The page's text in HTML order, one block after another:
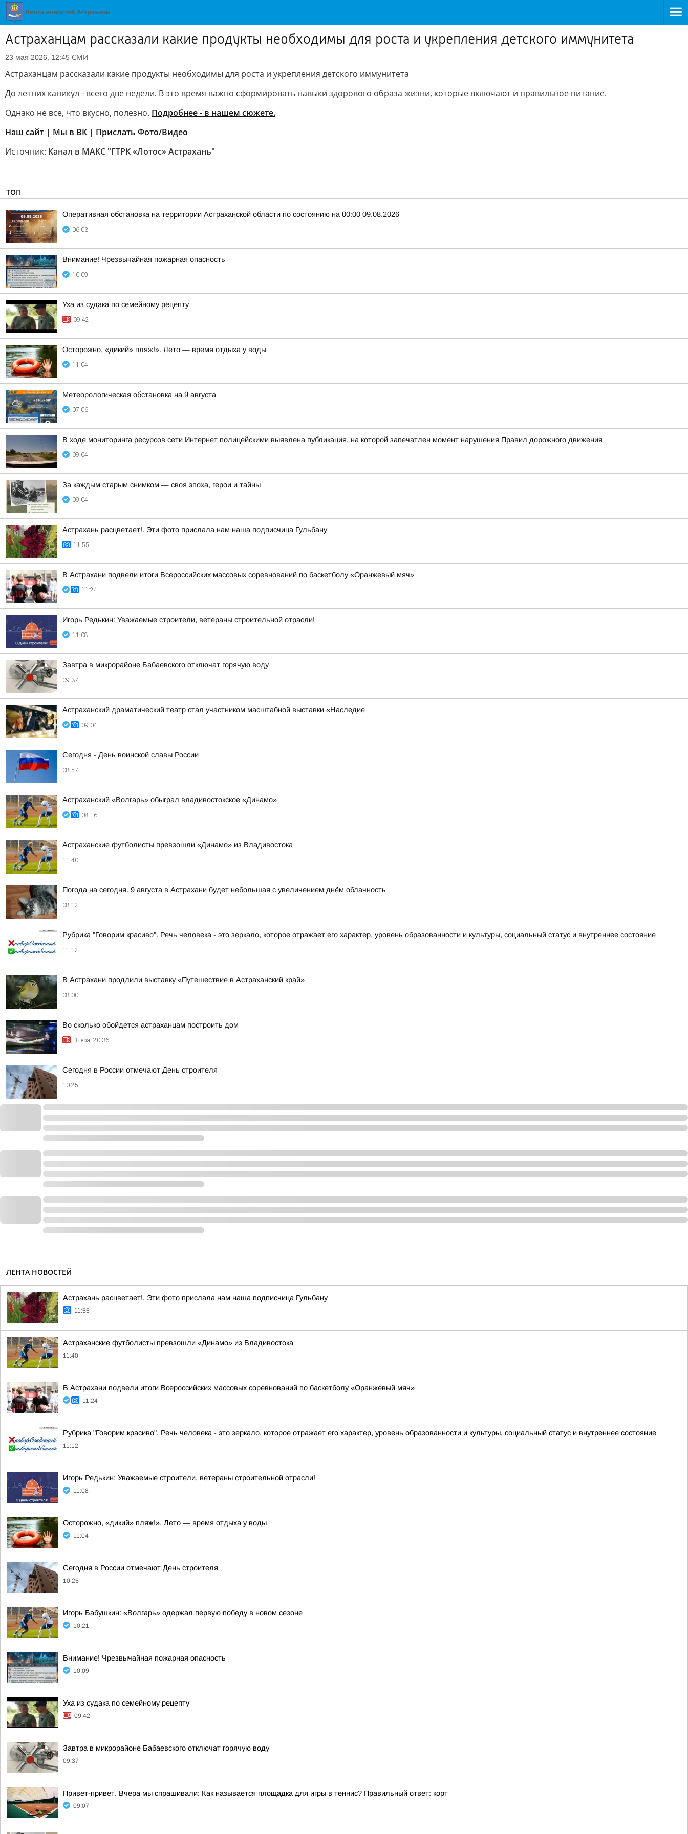
Астраханцам рассказали какие продукты необходимы для роста и укрепления детского иммунитета
23 мая 2026, 12:45 СМИ
Астраханцам рассказали какие продукты необходимы для роста и укрепления детского иммунитета
До летних каникул - всего две недели. В это время важно сформировать навыки здорового образа жизни, которые включают и правильное питание.
Однако не все, что вкусно, полезно. Подробнее - в нашем сюжете.
Наш сайт | Мы в ВК | Прислать Фото/Видео
Источник: Канал в МАКС "ГТРК «Лотос» Астрахань"
ТОП
Оперативная обстановка на территории Астраханской области по состоянию на 00:00 09.08.2026
06:03
Внимание! Чрезвычайная пожарная опасность
10:09
Уха из судака по семейному рецепту
09:42
Осторожно, «дикий» пляж!». Лето — время отдыха у воды
11:04
Метеорологическая обстановка на 9 августа
07:06
В ходе мониторинга ресурсов сети Интернет полицейскими выявлена публикация, на которой запечатлен момент нарушения Правил дорожного движения
09:04
За каждым старым снимком — своя эпоха, герои и тайны
09:04
Астрахань расцветает!. Эти фото прислала нам наша подписчица Гульбану
11:55
В Астрахани подвели итоги Всероссийских массовых соревнований по баскетболу «Оранжевый мяч»
11:24
Игорь Редькин: Уважаемые строители, ветераны строительной отрасли!
11:08
Завтра в микрорайоне Бабаевского отключат горячую воду
09:37
Астраханский драматический театр стал участником масштабной выставки «Наследие
09:04
Сегодня - День воинской славы России
08:57
Астраханский «Волгарь» обыграл владивостокское «Динамо»
08:16
Астраханские футболисты превзошли «Динамо» из Владивостока
11:40
Погода на сегодня. 9 августа в Астрахани будет небольшая с увеличением днём облачность
08:12
Рубрика "Говорим красиво". Речь человека - это зеркало, которое отражает его характер, уровень образованности и культуры, социальный статус и внутреннее состояние
11:12
В Астрахани продлили выставку «Путешествие в Астраханский край»
08:00
Во сколько обойдется астраханцам построить дом
Вчера, 20:36
Сегодня в России отмечают День строителя
10:25
ЛЕНТА НОВОСТЕЙ
Астрахань расцветает!. Эти фото прислала нам наша подписчица Гульбану
11:55
Астраханские футболисты превзошли «Динамо» из Владивостока
11:40
В Астрахани подвели итоги Всероссийских массовых соревнований по баскетболу «Оранжевый мяч»
11:24
Рубрика "Говорим красиво". Речь человека - это зеркало, которое отражает его характер, уровень образованности и культуры, социальный статус и внутреннее состояние
11:12
Игорь Редькин: Уважаемые строители, ветераны строительной отрасли!
11:08
Осторожно, «дикий» пляж!». Лето — время отдыха у воды
11:04
Сегодня в России отмечают День строителя
10:25
Игорь Бабушкин: «Волгарь» одержал первую победу в новом сезоне
10:21
Внимание! Чрезвычайная пожарная опасность
10:09
Уха из судака по семейному рецепту
09:42
Завтра в микрорайоне Бабаевского отключат горячую воду
09:37
Привет-привет. Вчера мы спрашивали: Как называется площадка для игры в теннис? Правильный ответ: корт
09:07